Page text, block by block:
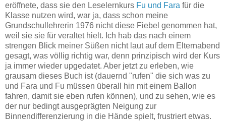
eröffnete, dass sie den Leselernkurs Fu und Fara für die
Klasse nutzen wird, war ja, dass schon meine
Grundschullehrerin 1976 nicht diese Fiebel genommen hat,
weil sie sie für veraltet hielt. Ich hab das nach einem
strengen Blick meiner Süßen nicht laut auf dem Elternabend
gesagt, was völlig richtig war, denn prinzipisch wird der Kurs
ja immer wieder upgedatet. Aber jetzt zu erleben, wie
grausam dieses Buch ist (dauernd "rufen" die sich was zu
und Fara und Fu müssen überall hin mit einem Ballon
fahren, damit sie eben rufen können), und zu sehen, wie es
der nur bedingt ausgeprägten Neigung zur
Binnendifferenzierung in die Hände spielt, frustriert etwas.